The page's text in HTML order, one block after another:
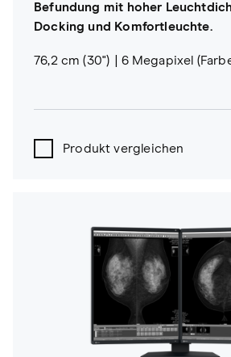
Befundung mit hoher
Docking und Komfortleuchte.
76,2 cm (30") 6 Megapixel
Produkt vergleichen